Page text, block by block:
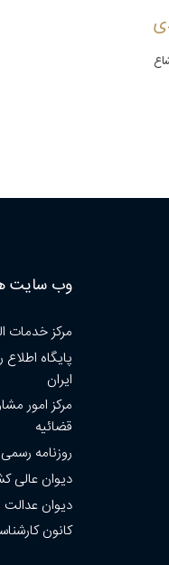
وب سایت
مرکز خدمات
پایگاه
ایران
مرکز امور
قضائیه
روزنامه
دیوان عالی
دیوان عدالت
کانون